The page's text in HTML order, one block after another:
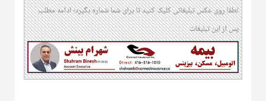
لطفا روی عکس تبلیغاتی کلیک کنید تا برای شما شماره بگیرد؛ ادامه مطلب
پس از این تبلیغات